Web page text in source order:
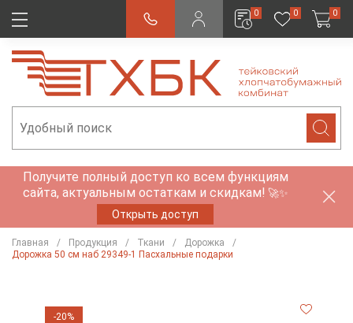
0 0 0
Получите полный доступ ко всем функциям
сайта, актуальным остаткам и скидкам! 🚀✨
Открыть доступ
Главная Продукция Ткани
Дорожка
Дорожка 50 см наб 29349-1 Пасхальные подарки
-20%